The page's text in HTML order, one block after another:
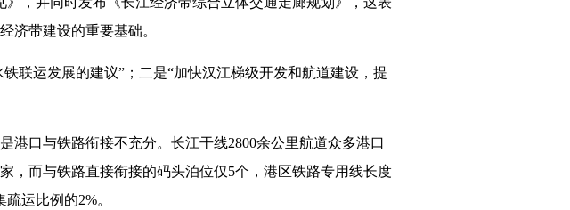
带建设的重要基础。
联运发展的建议”；二是“加快汉江梯级开发和航道建设，提
口与铁路衔接不充分。长江干线2800余公里航道众多港口
，而与铁路直接衔接的码头泊位仅5个，港区铁路专用线长度
运比例的2%。